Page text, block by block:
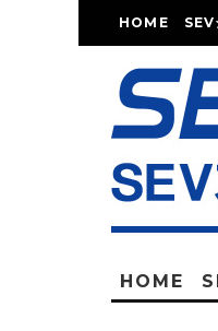
HOME SEV
HOME